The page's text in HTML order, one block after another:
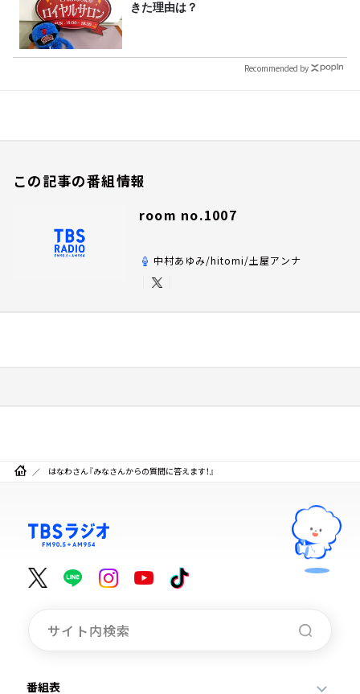
きた理由は？
Recommended by
この記事の番組情報
room no.1007
中村あゆみ/hitomi/土屋アンナ
はなわさん『みなさんからの質問に答えます！』
番組表